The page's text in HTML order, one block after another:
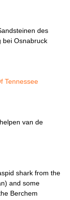
des
bei Osnabruck
Tennessee
van de
shark from the
and some
Berchem